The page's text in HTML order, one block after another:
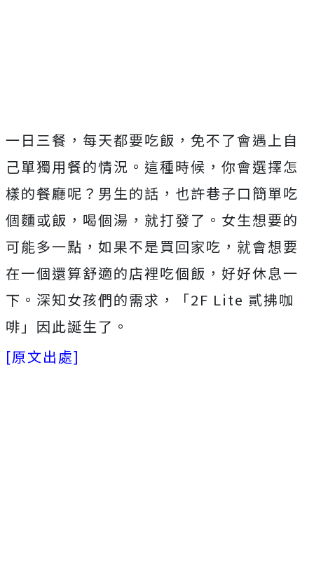
一日三餐，每天都要吃飯，免不了會遇上自
己單獨用餐的情況。這種時候，你會選擇怎
樣的餐廳呢？男生的話，也許巷子口簡單吃
個麵或飯，喝個湯，就打發了。女生想要的
可能多一點，如果不是買回家吃，就會想要
在一個還算舒適的店裡吃個飯，好好休息一
下。深知女孩們的需求，「2F Lite 貳拂咖
啡」因此誕生了。
[原文出處]